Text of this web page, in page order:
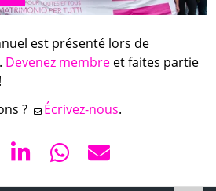
est présenté lors de
Devenez membre et faites partie
?
Écrivez-nous.